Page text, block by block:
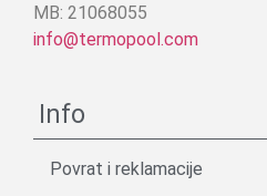
MB: 21068055
info@termopool.com
Info
Povrat i reklamacije